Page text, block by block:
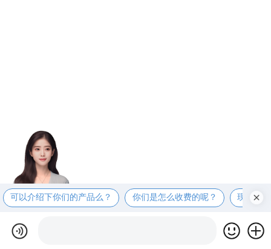
可以介绍下你们的产品么？ 你们是怎么收费的呢？ 现在有